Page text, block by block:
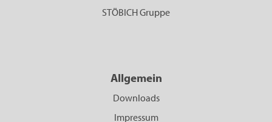
STÖBICH Gruppe
Allgemein
Downloads
Impressum